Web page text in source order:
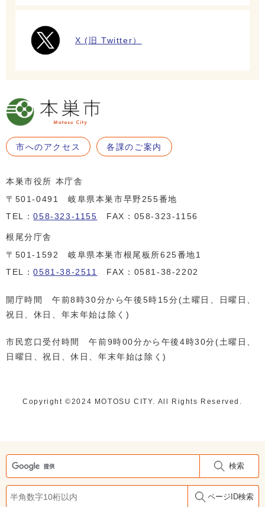
検索
ページID検索
X (旧 Twitter）
市へのアクセス 各課のご案内
本巣市役所 本庁舎
〒501-0491 岐阜県本巣市早野255番地
TEL：058-323-1155 FAX：058-323-1156
根尾分庁舎
〒501-1592 岐阜県本巣市根尾板所625番地1
TEL：0581-38-2511 FAX：0581-38-2202
開庁時間 午前8時30分から午後5時15分(土曜日、日曜日、
祝日、休日、年末年始は除く)
市民窓口受付時間 午前9時00分から午後4時30分(土曜日、
日曜日、祝日、休日、年末年始は除く)
Copyright ©️2024 MOTOSU CITY. All Rights Reserved.